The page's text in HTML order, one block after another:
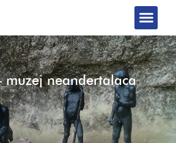
muzej neandertalaca